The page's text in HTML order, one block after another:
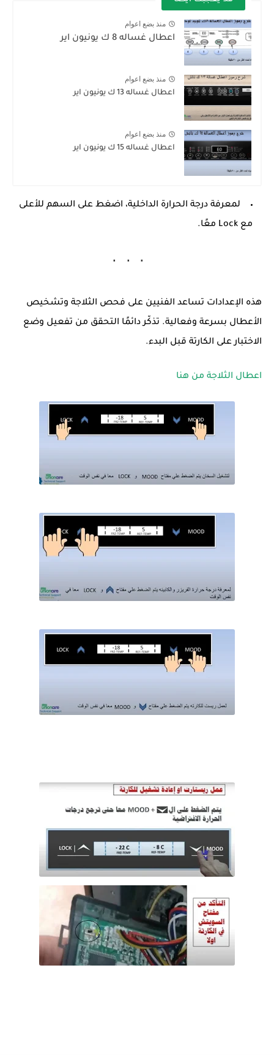
منذ بضع اعوام
اعطال غساله 8 ك يونيون اير
منذ بضع اعوام
اعطال غساله 13 ك يونيون اير
منذ بضع اعوام
اعطال غساله 15 ك يونيون اير
لمعرفة درجة الحرارة الداخلية، اضغط على السهم للأعلى
مع Lock معًا.
هذه الإعدادات تساعد الفنيين على فحص الثلاجة وتشخيص
الأعطال بسرعة وفعالية. تذكّر دائمًا التحقق من تفعيل وضع
الاختبار على الكارتة قبل البدء.
اعطال الثلاجة من هنا